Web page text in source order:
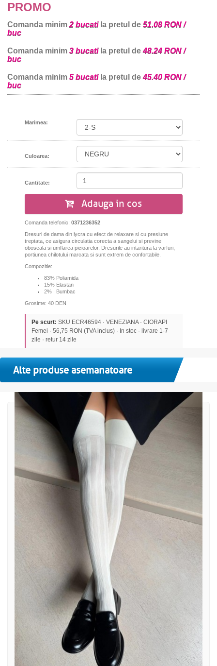
PROMO
Comanda minim 2 bucatila pretul de 51.08 RON /
buc
Comanda minim 3 bucatila pretul de48.24 RON /
buc
Comanda minim 5 bucatila pretul de45.40 RON /
buc
Marimea:
Culoarea:
Cantitate:
Adauga in cos
Comanda telefonic: 0371236352
Dresuri de dama din lycra cu efect de relaxare si cu presiune
treptata, ce asigura circulatia corecta a sangelui si previne
oboseala si umflarea picioarelor. Dresurile au intaritura la varfuri,
portiunea chilotului marcata si sunt extrem de confortabile.
Compozitie:
83% Poliamida
15% Elastan
2% Bumbac
Grosime: 40 DEN
Pe scurt: SKU ECR46594 · VENEZIANA · CIORAPI
Femei · 56,75 RON (TVA inclus) · In stoc · livrare 1-7
zile · retur 14 zile
Alte produse asemanatoare